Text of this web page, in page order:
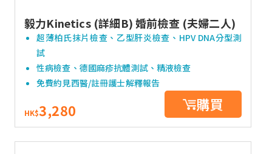
毅力Kinetics (詳細B) 婚前檢查 (夫婦二人)
超薄柏氏抹片檢查、乙型肝炎檢查、HPV DNA分型測
試
性病檢查、德國麻疹抗體測試、精液檢查
免費約見西醫/註冊護士解釋報告
HK$3,280 購買